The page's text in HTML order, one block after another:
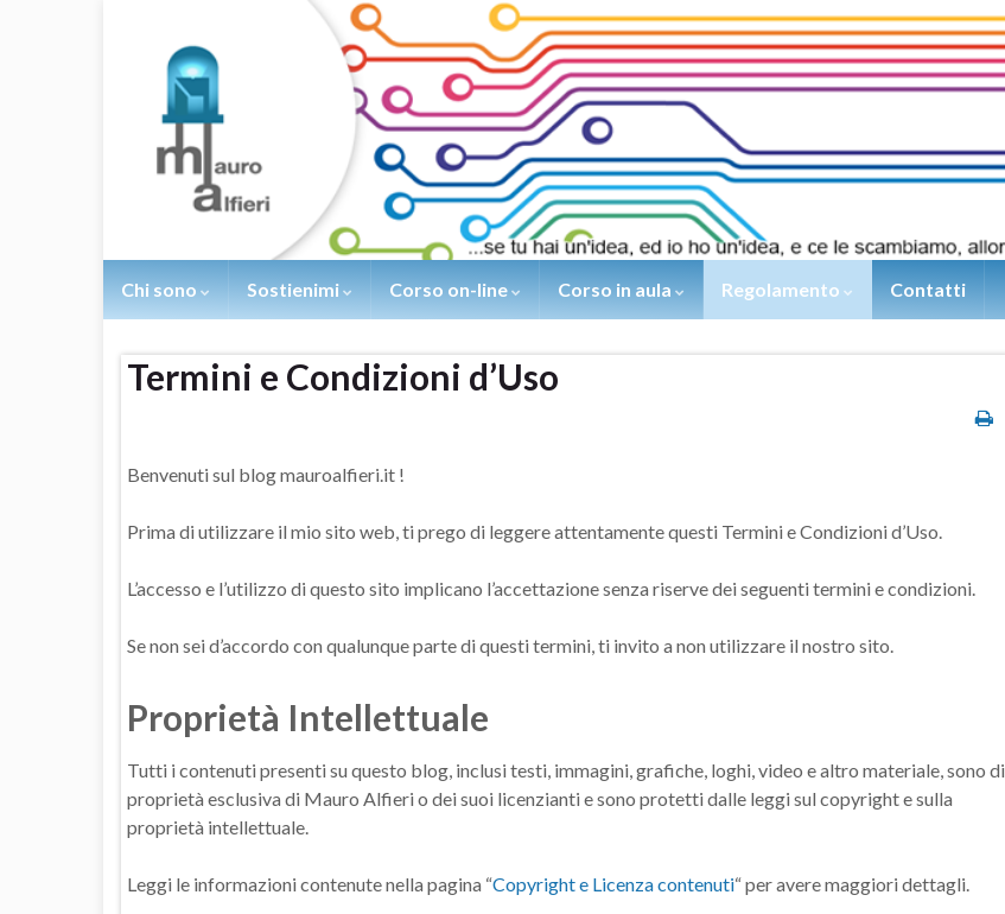
Chi sono Sostienimi Corso on-line Corso in aula Regolamento Contatti
Termini e Condizioni d’Uso
Benvenuti sul blog mauroalfieri.it !
Prima di utilizzare il mio sito web, ti prego di leggere attentamente questi Termini e Condizioni d’Uso.
L’accesso e l’utilizzo di questo sito implicano l’accettazione senza riserve dei seguenti termini e condizioni.
Se non sei d’accordo con qualunque parte di questi termini, ti invito a non utilizzare il nostro sito.
Proprietà Intellettuale
Tutti i contenuti presenti su questo blog, inclusi testi, immagini, grafiche, loghi, video e altro materiale, sono di
proprietà esclusiva di Mauro Alfieri o dei suoi licenzianti e sono protetti dalle leggi sul copyright e sulla
proprietà intellettuale.
Leggi le informazioni contenute nella pagina “Copyright e Licenza contenuti“ per avere maggiori dettagli.